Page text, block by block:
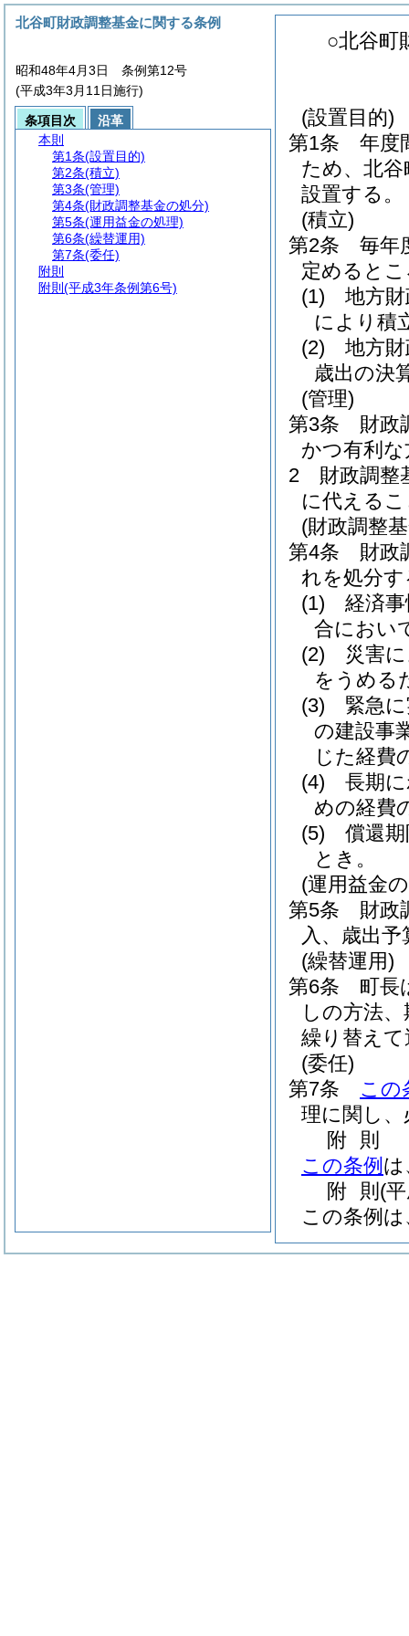
○北谷町
(設置目的)
第1条
年度
ため、北
設置する。
(積立)
第2条
毎年
定めると
(1)
地方
により積
(2)
地方
歳出の決
(管理)
第3条
財政
かつ有利
2
財政調整
に代える
(財政調整
第4条
財政
れを処分
(1)
経済
合におい
(2)
災害
をうめる
(3)
緊急
の建設事
じた経費
(4)
長期
めの経費
(5)
償還
とき。
(運用益金
第5条
財政
入、歳出
(繰替運用)
第6条
町長
しの方法
繰り替え
(委任)
第7条
この
理に関し
附 則
この条例 は
附 則 (
この条例
北谷町財政調整基金に関する条例
昭和48年4月3日 条例第12号
(平成3年3月11日施行)
条項目次
沿革
本則
第1条(設置目的)
第2条(積立)
第3条(管理)
第4条(財政調整基金の処分)
第5条(運用益金の処理)
第6条(繰替運用)
第7条(委任)
附則
附則 (平成3年条例第6号)